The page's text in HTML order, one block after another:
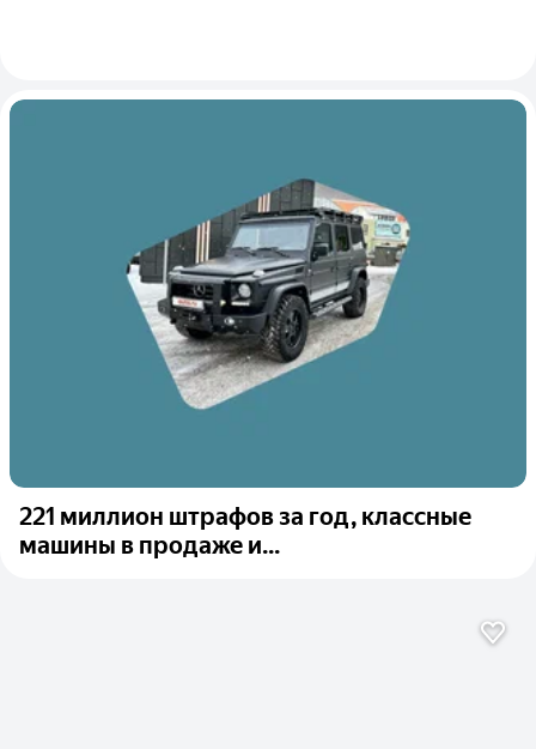
221 миллион штрафов за год, классные
машины в продаже и...